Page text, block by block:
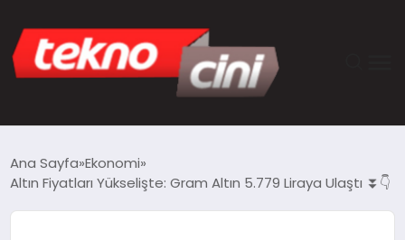
TEKNOLOJI
Ana Sayfa Ekonomi
Altın Fiyatları Yükselişte: Gram Altın 5.779 Liraya Ulaştı ⏬👇